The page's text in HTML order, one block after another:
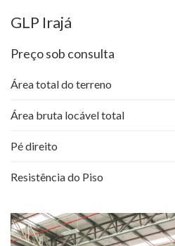
GLP Irajá
Preço sob consulta
Área total do terreno
Área bruta locável total
Pé direito
Resistência do Piso